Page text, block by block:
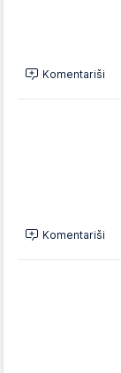
Komentariši
Komentariši